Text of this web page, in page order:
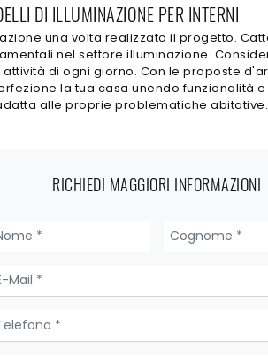
DI ILLUMINAZIONE PER INTERNI
una volta realizzato il progetto.
nel settore illuminazione.
di ogni giorno. Con le proposte
la tua casa unendo funzionalità e
alle proprie problematiche abitative.
RICHIEDI MAGGIORI INFORMAZIONI